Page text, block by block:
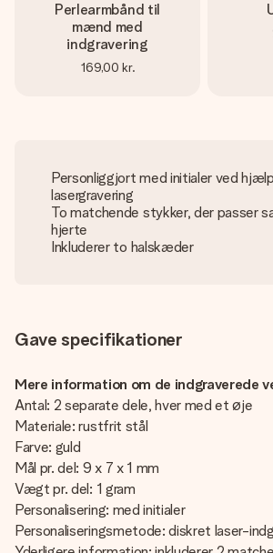
Perlearmbånd til
mænd med
indgravering
169,00 kr.
Personliggjort med initialer ved
lasergravering
To matchende stykker, der passer
hjerte
Inkluderer to halskæder
Gave specifikationer
Mere information om de indgraverede
Antal: 2 separate dele, hver med et øje
Materiale: rustfrit stål
Farve: guld
Mål pr. del: 9 x 7 x 1 mm
Vægt pr. del: 1 gram
Personalisering: med initialer
Personaliseringsmetode: diskret laser-